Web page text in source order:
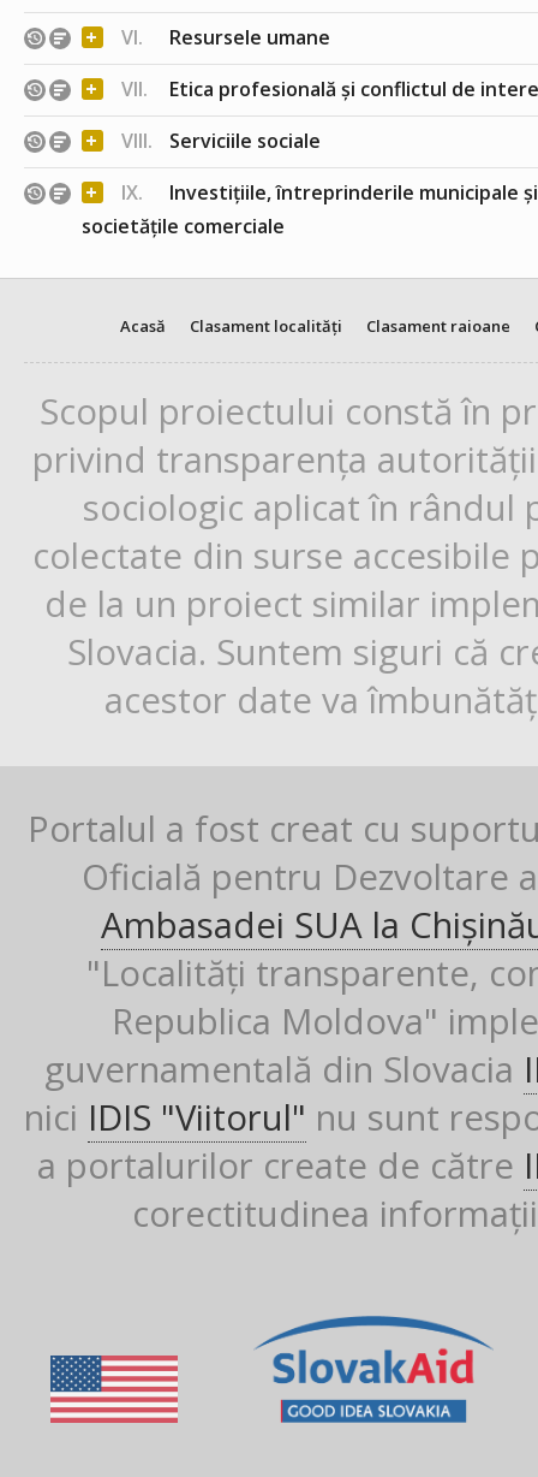
+ VI. Resursele umane
+ VII. Etica profesională și conflictul de
+ VIII. Serviciile sociale
+ IX.
Investițiile, întreprinderile municipale
societățile comerciale
Acasă Clasament localități Clasament raioane
Scopul proiectului constă în
privind transparența
sociologic aplicat în rândul
colectate din surse
de la un proiect similar
Slovacia. Suntem siguri că
acestor date va
Portalul a fost creat cu
Oficială pentru Dezvoltare
Ambasadei SUA la
"Localități transparente,
Republica Moldova"
guvernamentală din Slovacia
nici IDIS "Viitorul" nu sunt
a portalurilor create de către
corectitudinea